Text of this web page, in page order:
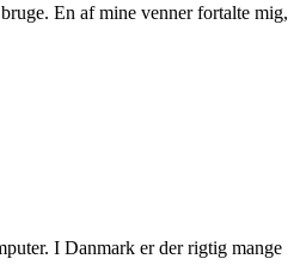
En af mine venner fortalte mig,
I Danmark er der rigtig mange